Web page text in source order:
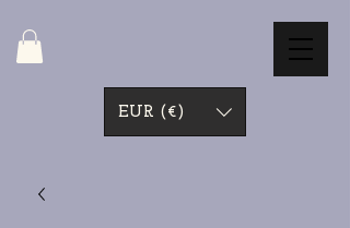
EUR (€)